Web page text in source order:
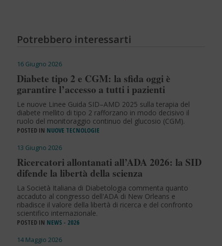
Potrebbero interessarti
16 Giugno 2026
Diabete tipo 2 e CGM: la sfida oggi è
garantire l’accesso a tutti i pazienti
Le nuove Linee Guida SID–AMD 2025 sulla terapia del
diabete mellito di tipo 2 rafforzano in modo decisivo il
ruolo del monitoraggio continuo del glucosio (CGM).
POSTED IN NUOVE TECNOLOGIE
13 Giugno 2026
Ricercatori allontanati all’ADA 2026: la SID
difende la libertà della scienza
La Società Italiana di Diabetologia commenta quanto
accaduto al congresso dell'ADA di New Orleans e
ribadisce il valore della libertà di ricerca e del confronto
scientifico internazionale.
POSTED IN NEWS - 2026
14 Maggio 2026